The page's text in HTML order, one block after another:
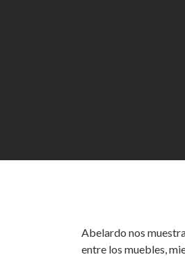
Abelardo nos
entre los muebles,